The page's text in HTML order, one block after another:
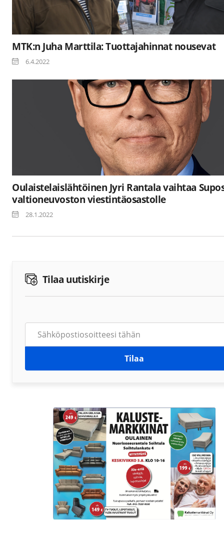
MTK:n Juha Marttila: Tuottajahinnat nousevat
6.4.2022
Oulaistelaislähtöinen Jyri Rantala vaihtaa
valtioneuvoston viestintäosastolle
28.1.2022
Tilaa uutiskirje
Tilaa